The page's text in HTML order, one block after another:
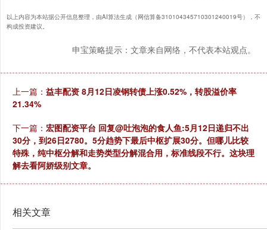
以上内容为本站据公开信息整理，由AI算法生成（网信算备310104345710301240019号），不
构成投资建议。
申宝策略提示：文章来自网络，不代表本站观点。
上一篇： 益丰配资 8月12日凌钢转债上涨0.52%，转股溢价率
21.34%
下一篇： 宏图配资平台 回复@吐泡泡的食人鱼:5月12日递归不出
30分，到26日2780。5分趋势下最后中枢扩展30分。但哪儿比较
特殊，纯中枢分解和走势类型分解混合用，标准线段不行。这块理
解去看阿娇级别文章。
相关文章